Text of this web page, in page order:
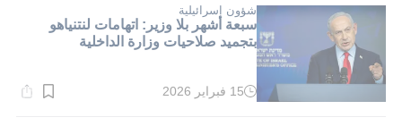
دقيقة.
شؤون إسرائيلية
سبعة أشهر بلا وزير: اتهامات لنتنياهو
بتجميد صلاحيات وزارة الداخلية
وقت
15 فبراير 2026